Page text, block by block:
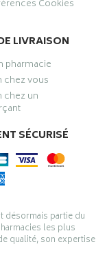
Cookies
LIVRAISON
pharmacie
chez vous
chez un
SÉCURISÉ
désormais partie du
les plus
qualité, son expertise